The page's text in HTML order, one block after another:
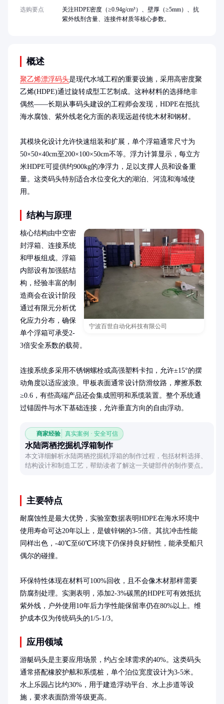
概述
聚乙烯漂浮码头是现代水域工程的重要设施，采用高密度聚
乙烯(HDPE)通过旋转成型工艺制成。这种材料的选择绝非
偶然——长期从事码头建设的工程师会发现，HDPE在抵抗
海水腐蚀、紫外线老化方面的表现远超传统木材和钢材。
其模块化设计允许快速组装和扩展，单个浮箱通常尺寸为
50×50×40cm至200×100×50cm不等。浮力计算显示，每立方
米HDPE可提供约900kg的净浮力，足以支撑人员和设备重
量。这类码头特别适合水位变化大的湖泊、河流和海域使
用。
结构与原理
宁波百世自动化科技有限公司
核心结构由中空密
封浮箱、连接系统
和甲板组成。浮箱
内部设有加强筋结
构，经验丰富的制
造商会在设计阶段
通过有限元分析优
化应力分布，确保
单个浮箱可承受2-
3倍安全系数的载荷。
连接系统多采用不锈钢螺栓或高强塑料卡扣，允许±15°的摆
动角度以适应波浪。甲板表面通常设计防滑纹路，摩擦系数
≥0.6，有些高端产品还会集成照明和系缆装置。整个系统通
过锚固件与水下基础连接，允许垂直方向的自由浮动。
商家经验 真实案例 · 安全可信
水陆两栖挖掘机浮箱制作
本文详细解析水陆两栖挖掘机浮箱的制作过程，包括材料选择、
结构设计和制造工艺，帮助读者了解这一关键部件的制作要点。
主要特点
耐腐蚀性是最大优势，实验室数据表明HDPE在海水环境中
使用寿命可达20年以上，是镀锌钢的3-5倍。其抗冲击性能
同样出色，-40℃至60℃环境下仍保持良好韧性，能承受船只
偶尔的碰撞。
环保特性体现在材料可100%回收，且不会像木材那样需要
防腐剂处理。实测表明，添加2-3%碳黑的HDPE可有效抵抗
紫外线，户外使用10年后力学性能保留率仍在80%以上。维
护成本仅为传统码头的1/5-1/3。
应用领域
游艇码头是主要应用场景，约占全球需求的40%。这类码头
通常搭配橡胶护舷和系缆桩，单个泊位宽度设计为3-5米。
水上乐园占比约30%，用于建造浮动平台、水上步道等设
施，要求表面防滑等级更高。
选购要点
关注HDPE密度（≥0.94g/cm³）、壁厚（≥5mm）、抗
紫外线剂含量、连接件材质等核心参数。